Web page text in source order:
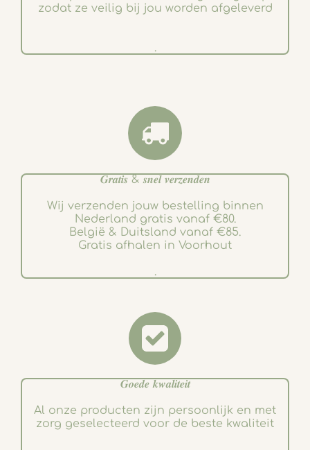
zodat ze veilig bij jou worden afgeleverd
.
𝑮𝒓𝒂𝒕𝒊𝒔 & 𝒔𝒏𝒆𝒍 𝒗𝒆𝒓𝒛𝒆𝒏𝒅𝒆𝒏
Wij verzenden jouw bestelling binnen
Nederland gratis vanaf €80.
België & Duitsland vanaf €85.
Gratis afhalen in Voorhout
.
𝑮𝒐𝒆𝒅𝒆 𝒌𝒘𝒂𝒍𝒊𝒕𝒆𝒊𝒕
Al onze producten zijn persoonlijk en met
zorg geselecteerd voor de beste kwaliteit